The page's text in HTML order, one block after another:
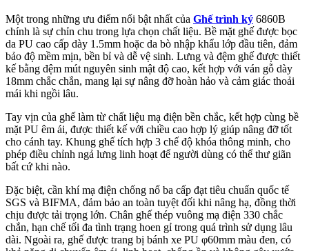
Một trong những ưu điểm nổi bật nhất của Ghế trình ký 6860B
chính là sự chỉn chu trong lựa chọn chất liệu. Bề mặt ghế được bọc
da PU cao cấp dày 1.5mm hoặc da bò nhập khẩu lớp đầu tiên, đảm
bảo độ mềm mịn, bền bỉ và dễ vệ sinh. Lưng và đệm ghế được thiết
kế bằng đệm mút nguyên sinh mật độ cao, kết hợp với ván gỗ dày
18mm chắc chắn, mang lại sự nâng đỡ hoàn hảo và cảm giác thoải
mái khi ngồi lâu.
Tay vịn của ghế làm từ chất liệu mạ điện bền chắc, kết hợp cùng bề
mặt PU êm ái, được thiết kế với chiều cao hợp lý giúp nâng đỡ tốt
cho cánh tay. Khung ghế tích hợp 3 chế độ khóa thông minh, cho
phép điều chỉnh ngả lưng linh hoạt để người dùng có thể thư giãn
bất cứ khi nào.
Đặc biệt, cần khí mạ điện chống nổ ba cấp đạt tiêu chuẩn quốc tế
SGS và BIFMA, đảm bảo an toàn tuyệt đối khi nâng hạ, đồng thời
chịu được tải trọng lớn. Chân ghế thép vuông mạ điện 330 chắc
chắn, hạn chế tối đa tình trạng hoen gỉ trong quá trình sử dụng lâu
dài. Ngoài ra, ghế được trang bị bánh xe PU φ60mm màu đen, có